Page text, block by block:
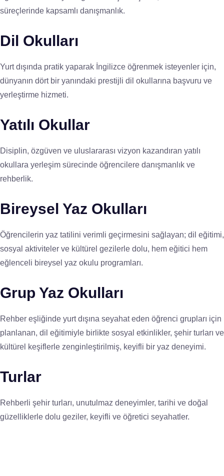
süreçlerinde kapsamlı danışmanlık.
Dil Okulları
Yurt dışında pratik yaparak İngilizce öğrenmek isteyenler için,
dünyanın dört bir yanındaki prestijli dil okullarına başvuru ve
yerleştirme hizmeti.
Yatılı Okullar
Disiplin, özgüven ve uluslararası vizyon kazandıran yatılı
okullara yerleşim sürecinde öğrencilere danışmanlık ve
rehberlik.
Bireysel Yaz Okulları
Öğrencilerin yaz tatilini verimli geçirmesini sağlayan; dil eğitimi,
sosyal aktiviteler ve kültürel gezilerle dolu, hem eğitici hem
eğlenceli bireysel yaz okulu programları.
Grup Yaz Okulları
Rehber eşliğinde yurt dışına seyahat eden öğrenci grupları için
planlanan, dil eğitimiyle birlikte sosyal etkinlikler, şehir turları ve
kültürel keşiflerle zenginleştirilmiş, keyifli bir yaz deneyimi.
Turlar
Rehberli şehir turları, unutulmaz deneyimler, tarihi ve doğal
güzelliklerle dolu geziler, keyifli ve öğretici seyahatler.